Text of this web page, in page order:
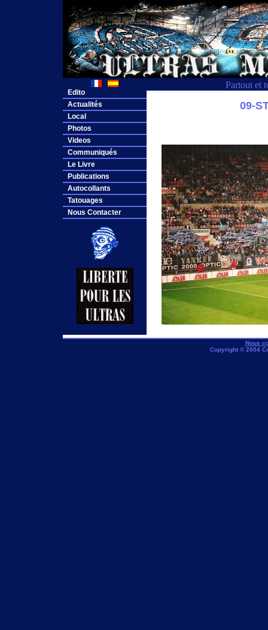
Partout et
Edito
Actualités
Local
Photos
Videos
Communiqués
Le Livre
Publications
Autocollants
Tatouages
Nous Contacter
09-
Nous
Copyright © 2004